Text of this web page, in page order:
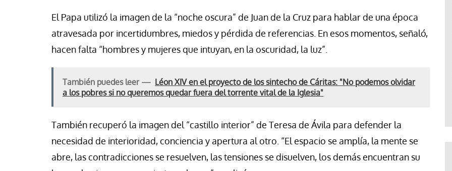
El Papa utilizó la imagen de la “noche oscura” de Juan de la Cruz para hablar de una época
atravesada por incertidumbres, miedos y pérdida de referencias. En esos momentos, señaló,
hacen falta “hombres y mujeres que intuyan, en la oscuridad, la luz”.
También puedes leer — Léon XIV en el proyecto de los sintecho de Cáritas: "No podemos olvidar
a los pobres si no queremos quedar fuera del torrente vital de la Iglesia"
También recuperó la imagen del “castillo interior” de Teresa de Ávila para defender la
necesidad de interioridad, conciencia y apertura al otro. “El espacio se amplía, la mente se
abre, las contradicciones se resuelven, las tensiones se disuelven, los demás encuentran su